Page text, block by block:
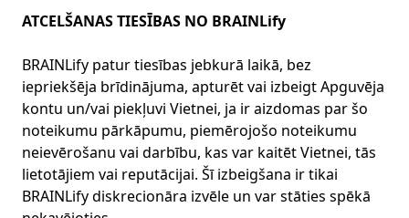
ATCELŠANAS TIESĪBAS NO BRAINLify
BRAINLify patur tiesības jebkurā laikā, bez
iepriekšēja brīdinājuma, apturēt vai izbeigt Apguvēja
kontu un/vai piekļuvi Vietnei, ja ir aizdomas par šo
noteikumu pārkāpumu, piemērojošo noteikumu
neievērošanu vai darbību, kas var kaitēt Vietnei, tās
lietotājiem vai reputācijai. Šī izbeigšana ir tikai
BRAINLify diskrecionāra izvēle un var stāties spēkā